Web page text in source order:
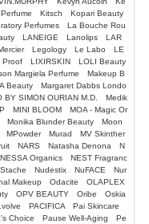
Kitsch Kopari Beauty
Perfumes La Bouche Rou
LANEIGE Lanolips LAR
Legology Le Labo LE
LIXIRSKIN LOLI Beauty
Margiela Perfume Makeup B
Beauty Margaret Dabbs Londo
SIMON OURIAN M.D. Medik
MINI BLOOM MOA - Magic Or
Monika Blunder Beauty Moon
Murad MV Skinther
NARS Natasha Denona N
Organics NEST Fragranc
Nudestix NuFACE Nur
Makeup Odacite OLAPLEX
OPV BEAUTY Oribe Oskia
PACIFICA Pai Skincare
Choice Pause Well-Aging Pe